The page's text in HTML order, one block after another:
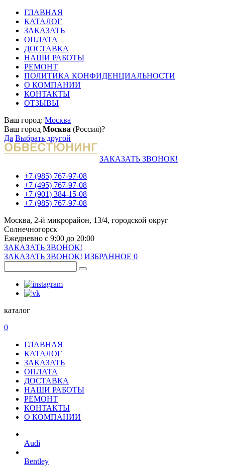
ГЛАВНАЯ
КАТАЛОГ
ЗАКАЗАТЬ
ОПЛАТА
ДОСТАВКА
НАШИ РАБОТЫ
РЕМОНТ
ПОЛИТИКА КОНФИДЕНЦИАЛЬНОСТИ
О КОМПАНИИ
КОНТАКТЫ
ОТЗЫВЫ
Ваш город: Москва
Ваш город Москва (Россия)?
Да Выбрать другой
ЗАКАЗАТЬ ЗВОНОК!
+7 (985) 767-97-08
+7 (495) 767-97-08
+7 (901) 384-15-08
+7 (985) 767-97-08
Москва, 2-й микрорайон, 13/4, городской округ
Солнечногорск
Ежедневно с 9:00 до 20:00
ЗАКАЗАТЬ ЗВОНОК!
ЗАКАЗАТЬ ЗВОНОК! ИЗБРАННОЕ 0
каталог
0
ГЛАВНАЯ
КАТАЛОГ
ЗАКАЗАТЬ
ОПЛАТА
ДОСТАВКА
НАШИ РАБОТЫ
РЕМОНТ
КОНТАКТЫ
О КОМПАНИИ
Audi
Bentley